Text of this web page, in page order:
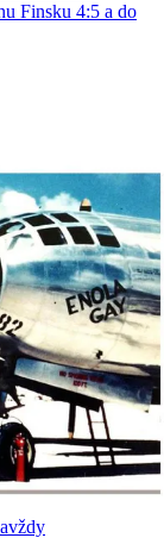
Finsku 4:5 a do